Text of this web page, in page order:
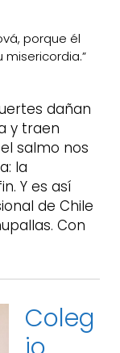
porque él
dañan
y traen
salmo nos
la
Y es así
de Chile
Con
Coleg